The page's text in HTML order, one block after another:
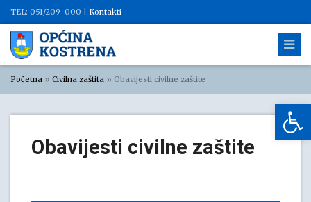
TEL: 051/209-000 | Kontakti
Početna » Civilna zaštita » Obavijesti civilne zaštite
Obavijesti civilne zaštite